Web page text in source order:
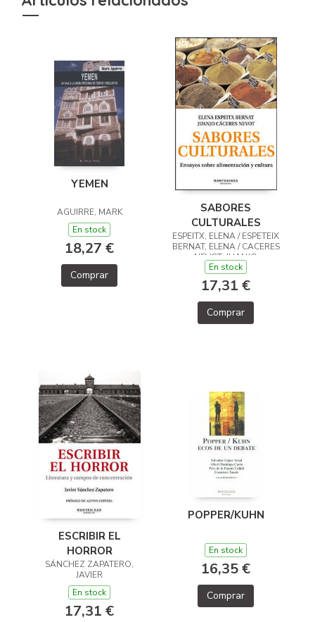
YEMEN
AGUIRRE, MARK
En stock
18,27 €
Comprar
SABORES
CULTURALES
ESPEITX, ELENA / ESPETEIX
BERNAT, ELENA / CACERES
NEVOT, JUANJO
En stock
17,31 €
Comprar
ESCRIBIR EL
HORROR
SÁNCHEZ ZAPATERO,
JAVIER
En stock
17,31 €
POPPER/KUHN
En stock
16,35 €
Comprar